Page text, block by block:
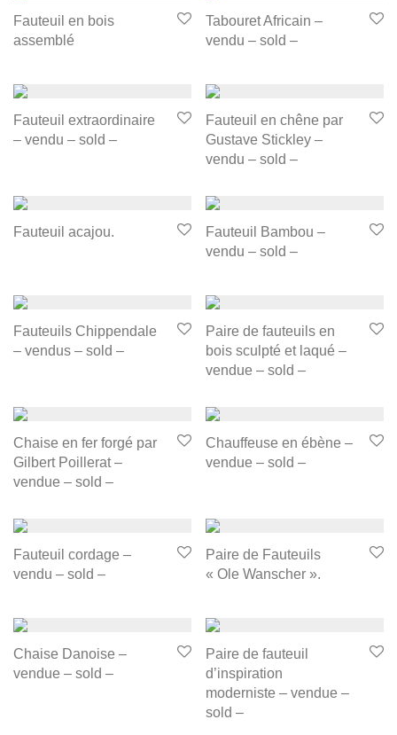
Fauteuil en bois
assemblé
Tabouret Africain –
vendu – sold –
Fauteuil extraordinaire
– vendu – sold –
Fauteuil en chêne par
Gustave Stickley –
vendu – sold –
Fauteuil acajou.
Fauteuil Bambou –
vendu – sold –
Fauteuils Chippendale
– vendus – sold –
Paire de fauteuils en
bois sculpté et laqué –
vendue – sold –
Chaise en fer forgé par
Gilbert Poillerat –
vendue – sold –
Chauffeuse en ébène –
vendue – sold –
Fauteuil cordage –
vendu – sold –
Paire de Fauteuils
« Ole Wanscher ».
Chaise Danoise –
vendue – sold –
Paire de fauteuil
d’inspiration
moderniste – vendue –
sold –